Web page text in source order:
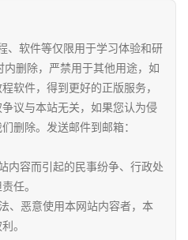
、软件等仅限用于学习体验和研
删除，严禁用于其他用途，如
软件，得到更好的正版服务，
议与本站无关，如果您认为侵
删除。发送邮件到邮箱：
内容而引起的民事纷争、行政处
任。
、恶意使用本网站内容者，本
。